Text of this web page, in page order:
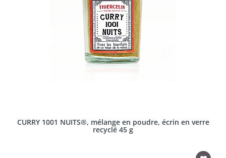
CURRY 1001 NUITS®, mélange en poudre, écrin en verre
recyclé 45 g